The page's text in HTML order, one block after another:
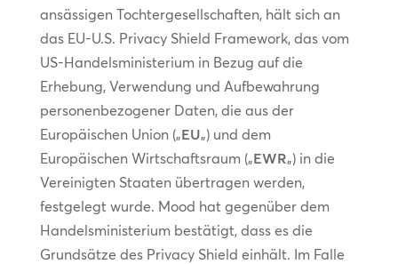
ansässigen Tochtergesellschaften, hält sich an
das EU-U.S. Privacy Shield Framework, das vom
US-Handelsministerium in Bezug auf die
Erhebung, Verwendung und Aufbewahrung
personenbezogener Daten, die aus der
Europäischen Union („EU„) und dem
Europäischen Wirtschaftsraum („EWR„) in die
Vereinigten Staaten übertragen werden,
festgelegt wurde. Mood hat gegenüber dem
Handelsministerium bestätigt, dass es die
Grundsätze des Privacy Shield einhält. Im Falle